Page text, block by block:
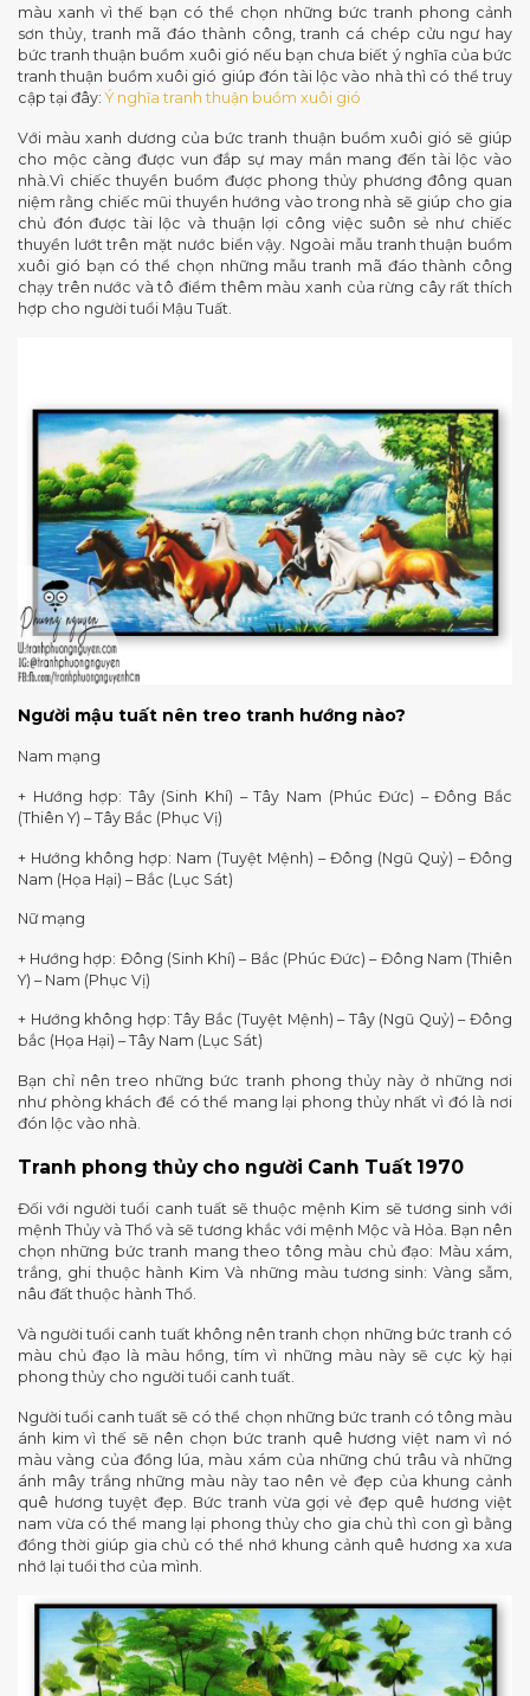
màu xanh vì thế bạn có thể chọn những bức tranh phong cảnh
sơn thủy, tranh mã đáo thành công, tranh cá chép cửu ngư hay
bức tranh thuận buồm xuôi gió nếu bạn chưa biết ý nghĩa của bức
tranh thuận buồm xuôi gió giúp đón tài lộc vào nhà thì có thể truy
cập tại đây:Ý nghĩa tranh thuận buồm xuôi gió
Với màu xanh dương của bức tranh thuận buồm xuôi gió sẽ giúp
cho mộc càng được vun đắp sự may mắn mang đến tài lộc vào
nhà.Vì chiếc thuyền buồm được phong thủy phương đông quan
niệm rằng chiếc mũi thuyền hướng vào trong nhà sẽ giúp cho gia
chủ đón được tài lộc và thuận lợi công việc suôn sẻ như chiếc
thuyền lướt trên mặt nước biển vậy. Ngoài mẫu tranh thuận buồm
xuôi gió bạn có thể chọn những mẫu tranh mã đáo thành công
chạy trên nước và tô điểm thêm màu xanh của rừng cây rất thích
hợp cho người tuổi Mậu Tuất.
Người mậu tuất nên treo tranh hướng nào?
Nam mạng
+ Hướng hợp: Tây (Sinh Khí) – Tây Nam (Phúc Đức) – Đông Bắc
(Thiên Y) – Tây Bắc (Phục Vị)
+ Hướng không hợp: Nam (Tuyệt Mệnh) – Đông (Ngũ Quỷ) – Đông
Nam (Họa Hại) – Bắc (Lục Sát)
Nữ mạng
+ Hướng hợp: Đông (Sinh Khí) – Bắc (Phúc Đức) – Đông Nam (Thiên
Y) – Nam (Phục Vị)
+ Hướng không hợp: Tây Bắc (Tuyệt Mệnh) – Tây (Ngũ Quỷ) – Đông
bắc (Họa Hại) – Tây Nam (Lục Sát)
Bạn chỉ nên treo những bức tranh phong thủy này ở những nơi
như phòng khách để có thể mang lại phong thủy nhất vì đó là nơi
đón lộc vào nhà.
Tranh phong thủy cho người Canh Tuất 1970
Đối với người tuổi canh tuất sẽ thuộc mệnh Kim sẽ tương sinh với
mệnh Thủy và Thổ và sẽ tương khắc với mệnh Mộc và Hỏa. Bạn nên
chọn những bức tranh mang theo tông màu chủ đạo: Màu xám,
trắng, ghi thuộc hành Kim Và những màu tương sinh: Vàng sẫm,
nâu đất thuộc hành Thổ.
Và người tuổi canh tuất không nên tranh chọn những bức tranh có
màu chủ đạo là màu hồng, tím vì những màu này sẽ cực kỳ hại
phong thủy cho người tuổi canh tuất.
Người tuổi canh tuất sẽ có thể chọn những bức tranh có tông màu
ánh kim vì thế sẽ nên chọn bức tranh quê hương việt nam vì nó
màu vàng của đồng lúa, màu xám của những chú trâu và những
ánh mây trắng những màu này tao nên vẻ đẹp của khung cảnh
quê hương tuyệt đẹp. Bức tranh vừa gợi vẻ đẹp quê hương việt
nam vừa có thể mang lại phong thủy cho gia chủ thì con gì bằng
đồng thời giúp gia chủ có thể nhớ khung cảnh quê hương xa xưa
nhớ lại tuổi thơ của mình.